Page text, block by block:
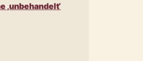
‚unbehandelt‘